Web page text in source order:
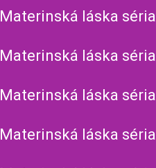
Materinská láska
Materinská láska
Materinská láska
Materinská láska